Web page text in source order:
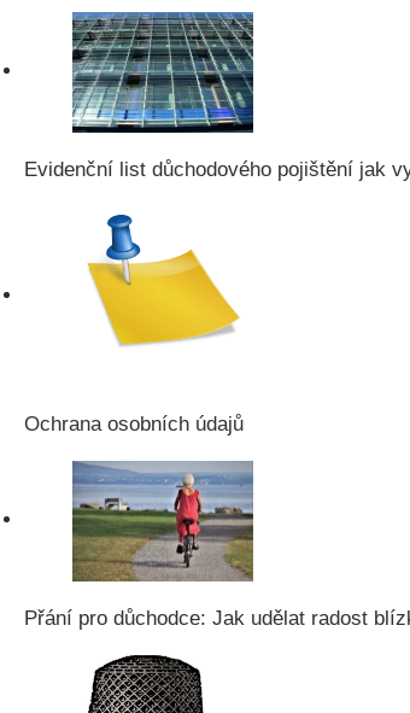
Evidenční list důchodového pojištění jak
Ochrana osobních údajů
Přání pro důchodce: Jak udělat radost